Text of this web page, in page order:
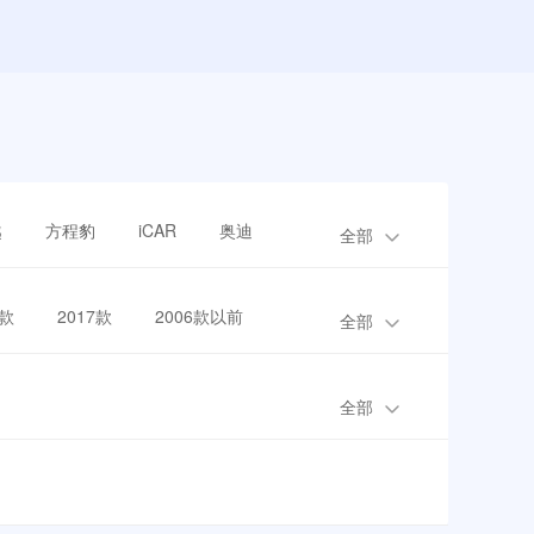
方程豹 iCAR 奥迪 全部
2017款 2006款以前 全部
全部